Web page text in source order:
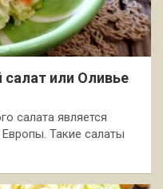
или Оливье
салата является
Такие салаты